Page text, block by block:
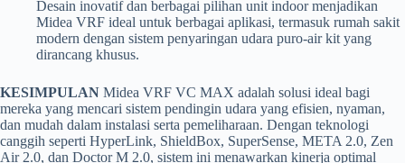
Desain inovatif dan berbagai pilihan unit indoor menjadikan
Midea VRF ideal untuk berbagai aplikasi, termasuk rumah sakit
modern dengan sistem penyaringan udara puro-air kit yang
dirancang khusus.
KESIMPULAN Midea VRF VC MAX adalah solusi ideal bagi
mereka yang mencari sistem pendingin udara yang efisien, nyaman,
dan mudah dalam instalasi serta pemeliharaan. Dengan teknologi
canggih seperti HyperLink, ShieldBox, SuperSense, META 2.0, Zen
Air 2.0, dan Doctor M 2.0, sistem ini menawarkan kinerja optimal